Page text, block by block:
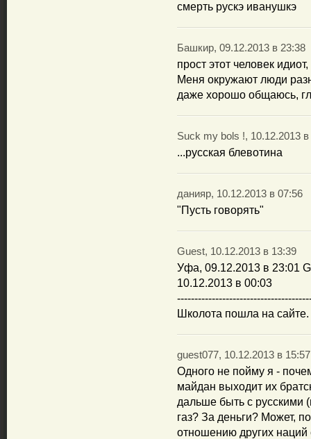
смерть рускэ иванушкэ
Башкир, 09.12.2013 в 23:38
прост этот человек
Меня окружают люди
даже хорошо общаюсь,
Suck my bols !, 10.12.2013 в
...русская блевотина
данияр, 10.12.2013 в 07:56
"Пусть говорять"
Guest, 10.12.2013 в 13:39
Уфа, 09.12.2013 в 23:01
10.12.2013 в 00:03
Школота пошла на сайте.
guest077, 10.12.2013 в 15:57
Одного не пойму я -
майдан выходит их
дальше быть с русскими
газ? За деньги? Может,
отношению других наций